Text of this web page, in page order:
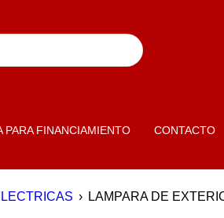
PARA FINANCIAMIENTO CONTACTO
› LAMPARA DE